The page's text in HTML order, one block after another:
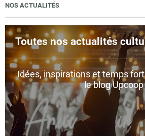
NOS ACTUALITÉS
Toutes nos actualités
Idées, inspirations et temps
le blog Upcoop